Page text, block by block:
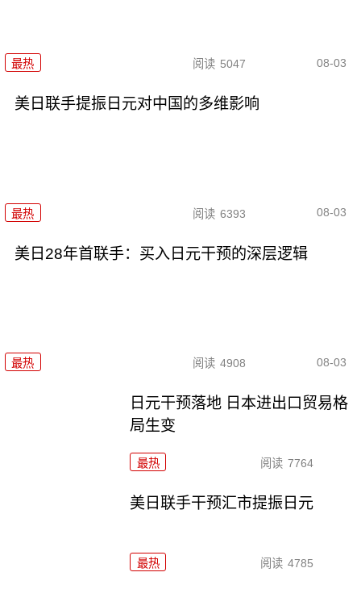
最热 阅读 5047 08-03
美日联手提振日元对中国的多维影响
最热 阅读 6393 08-03
美日28年首联手：买入日元干预的深层逻辑
最热 阅读 4908 08-03
日元干预落地 日本进出口贸易格
局生变
最热 阅读 7764
美日联手干预汇市提振日元
最热 阅读 4785